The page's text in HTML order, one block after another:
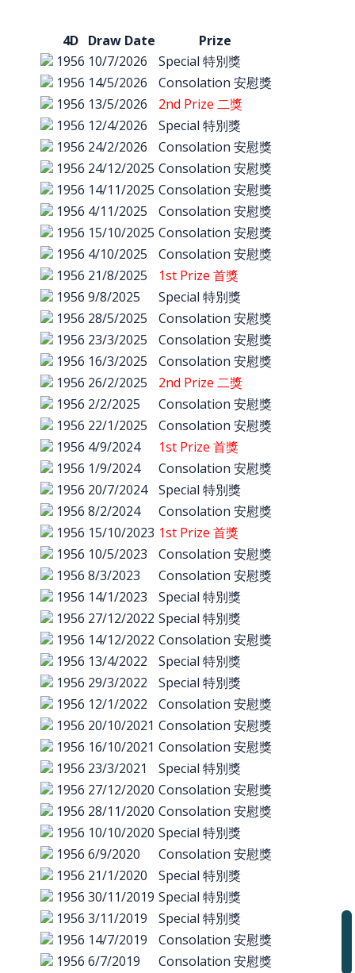
4D Draw Date
Prize
1956 10/7/2026
Special 特別獎
1956 14/5/2026
Consolation 安慰獎
1956 13/5/2026
2nd Prize 二獎
1956 12/4/2026
Special 特別獎
1956 24/2/2026
Consolation 安慰獎
1956 24/12/2025 Consolation 安慰獎
1956 14/11/2025 Consolation 安慰獎
1956 4/11/2025
Consolation 安慰獎
1956 15/10/2025 Consolation 安慰獎
1956 4/10/2025
Consolation 安慰獎
1956 21/8/2025
1st Prize 首獎
1956 9/8/2025
Special 特別獎
1956 28/5/2025
Consolation 安慰獎
1956 23/3/2025
Consolation 安慰獎
1956 16/3/2025
Consolation 安慰獎
1956 26/2/2025
2nd Prize 二獎
1956 2/2/2025
Consolation 安慰獎
1956 22/1/2025
Consolation 安慰獎
1956 4/9/2024
1st Prize 首獎
1956 1/9/2024
Consolation 安慰獎
1956 20/7/2024
Special 特別獎
1956 8/2/2024
Consolation 安慰獎
1956 15/10/2023 1st Prize 首獎
1956 10/5/2023
Consolation 安慰獎
1956 8/3/2023
Consolation 安慰獎
1956 14/1/2023
Special 特別獎
1956 27/12/2022 Special 特別獎
1956 14/12/2022 Consolation 安慰獎
1956 13/4/2022
Special 特別獎
1956 29/3/2022
Special 特別獎
1956 12/1/2022
Consolation 安慰獎
1956 20/10/2021 Consolation 安慰獎
1956 16/10/2021 Consolation 安慰獎
1956 23/3/2021
Special 特別獎
1956 27/12/2020 Consolation 安慰獎
1956 28/11/2020 Consolation 安慰獎
1956 10/10/2020 Special 特別獎
1956 6/9/2020
Consolation 安慰獎
1956 21/1/2020
Special 特別獎
1956 30/11/2019 Special 特別獎
1956 3/11/2019
Special 特別獎
1956 14/7/2019
Consolation 安慰獎
1956 6/7/2019
Consolation 安慰獎